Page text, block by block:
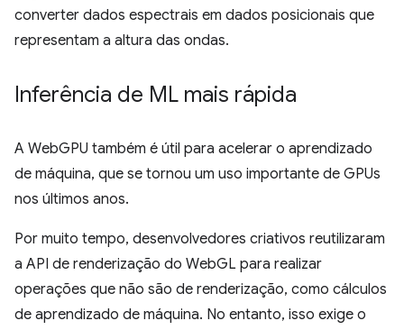
converter dados espectrais em dados posicionais que
representam a altura das ondas.
Inferência de ML mais rápida
A WebGPU também é útil para acelerar o aprendizado
de máquina, que se tornou um uso importante de GPUs
nos últimos anos.
Por muito tempo, desenvolvedores criativos reutilizaram
a API de renderização do WebGL para realizar
operações que não são de renderização, como cálculos
de aprendizado de máquina. No entanto, isso exige o